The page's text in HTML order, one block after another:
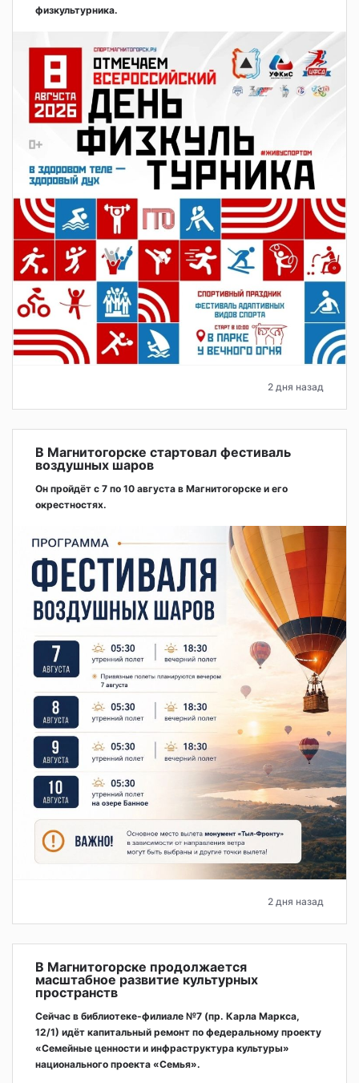
физкультурника.
2 дня назад
В Магнитогорске стартовал фестиваль
воздушных шаров
Он пройдёт с 7 по 10 августа в Магнитогорске и его
окрестностях.
2 дня назад
В Магнитогорске продолжается
масштабное развитие культурных
пространств
Сейчас в библиотеке-филиале №7 (пр. Карла Маркса,
12/1) идёт капитальный ремонт по федеральному проекту
«Семейные ценности и инфраструктура культуры»
национального проекта «Семья».